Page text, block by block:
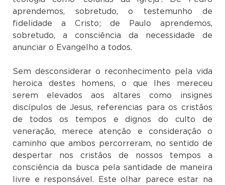
aprendemos, sobretudo, o testemunho de
fidelidade a Cristo; de Paulo aprendemos,
sobretudo, a consciência da necessidade de
anunciar o Evangelho a todos.
Sem desconsiderar o reconhecimento pela vida
heroica destes homens, o que lhes mereceu
serem elevados aos altares como insignes
discípulos de Jesus, referencias para os cristãos
de todos os tempos e dignos do culto de
veneração, merece atenção e consideração o
caminho que ambos percorreram, no sentido de
despertar nos cristãos de nossos tempos a
consciência da busca pela santidade de maneira
livre e responsável. Este olhar parece estar na